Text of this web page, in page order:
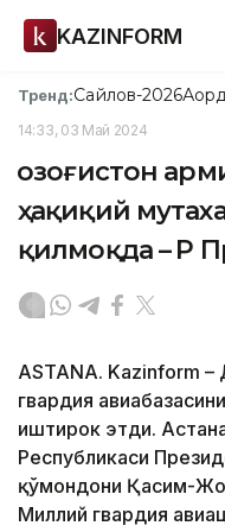
KAZINFORM
Тренд:Сайлов-2026
14:33, 03 Май 2024
Қозоғистон
ҳақиқий
қилмоқда – ҚР
ASTANA. Kazinform –
гвардия
иштирок этди.
Республикаси
қўмондони Қасим-
Миллий гвардия